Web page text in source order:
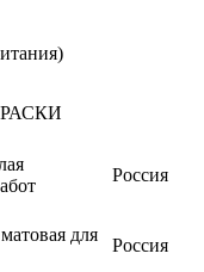
Россия
для
Россия